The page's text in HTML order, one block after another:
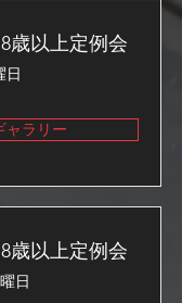
以上定例会
日
ャラリー
以上定例会
日